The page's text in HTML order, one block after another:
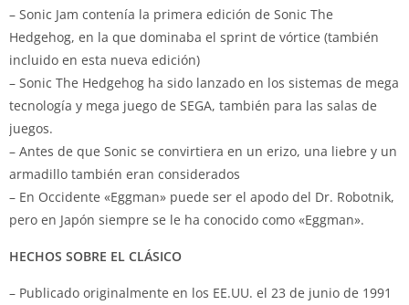
– Sonic Jam contenía la primera edición de Sonic The
Hedgehog, en la que dominaba el sprint de vórtice (también
incluido en esta nueva edición)
– Sonic The Hedgehog ha sido lanzado en los sistemas de mega
tecnología y mega juego de SEGA, también para las salas de
juegos.
– Antes de que Sonic se convirtiera en un erizo, una liebre y un
armadillo también eran considerados
– En Occidente «Eggman» puede ser el apodo del Dr. Robotnik,
pero en Japón siempre se le ha conocido como «Eggman».
HECHOS SOBRE EL CLÁSICO
– Publicado originalmente en los EE.UU. el 23 de junio de 1991